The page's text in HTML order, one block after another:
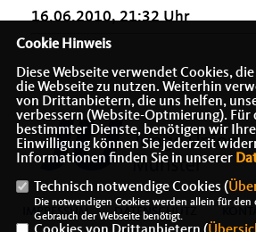
16.06.2010, 21:32 Uhr
IMPRESSUM DATENSCHUTZ
Cookie Hinweis
Diese Webseite verwendet Cookies,
die Webseite zu nutzen. Weiterhin
von Drittanbietern, die uns helfen,
verbessern (Website-Optmierung). Für
bestimmter Dienste, benötigen wir
Einwilligung können Sie jederzeit
Informationen finden Sie in unserer
Technisch notwendige Cookies (
Die notwendigen Cookies werden allein für den
Gebrauch der Webseite benötigt.